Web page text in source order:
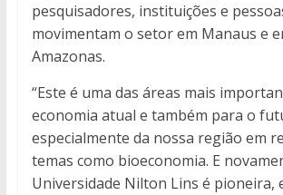
pesquisadores, instituições e
movimentam o setor em Manaus e
Amazonas.
“Este é uma das áreas mais
economia atual e também para o
especialmente da nossa região em
temas como bioeconomia. E
Universidade Nilton Lins é pioneira,